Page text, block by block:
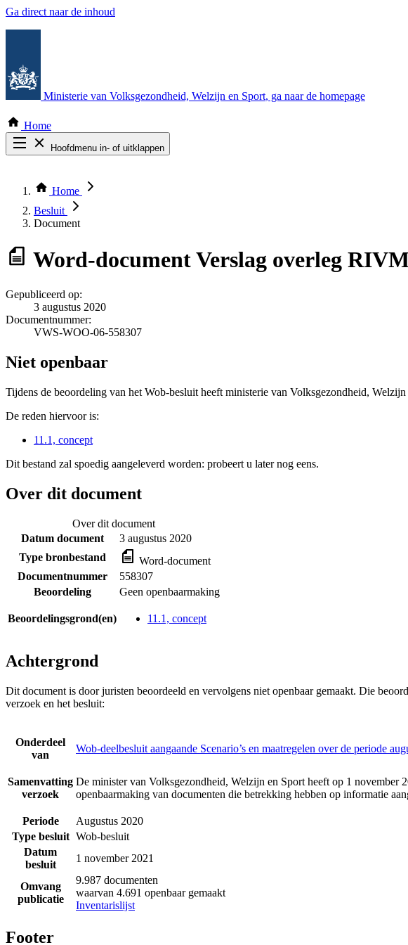
Ga direct naar de inhoud
Ministerie van Volksgezondheid, Welzijn en Sport, ga naar de homepage
Home
Hoofdmenu in- of uitklappen
Thema COVID-19
Bekijk per bestuursorgaan
Home
Besluit
Document
Word-documentVerslag overleg
Gepubliceerd op:
3 augustus 2020
Documentnummer:
VWS-WOO-06-558307
Niet openbaar
Tijdens de beoordeling van het Wob-besluit heeft ministerie van Volksgezondheid,
De reden hiervoor is:
11.1, concept
Dit bestand zal spoedig aangeleverd worden: probeert u later nog eens.
Over dit document
Over dit document
Datum document
3 augustus 2020
Type bronbestand
Word-document
Documentnummer
558307
Beoordeling
Geen openbaarmaking
Beoordelingsgrond(en) 11.1, concept
Achtergrond
Dit document is door juristen beoordeeld en vervolgens niet openbaar gemaakt. Die
verzoek en het besluit:
Onderdeel
van
Wob-deelbesluit aangaande Scenario’s en maatregelen over de periode
Samenvatting
verzoek
De minister van Volksgezondheid, Welzijn en Sport heeft op 1 november
openbaarmaking van documenten die betrekking hebben op informatie
Periode
Augustus 2020
Type besluit Wob-besluit
Datum
besluit
1 november 2021
Omvang
publicatie
9.987 documenten
waarvan 4.691 openbaar gemaakt
Inventarislijst
Footer